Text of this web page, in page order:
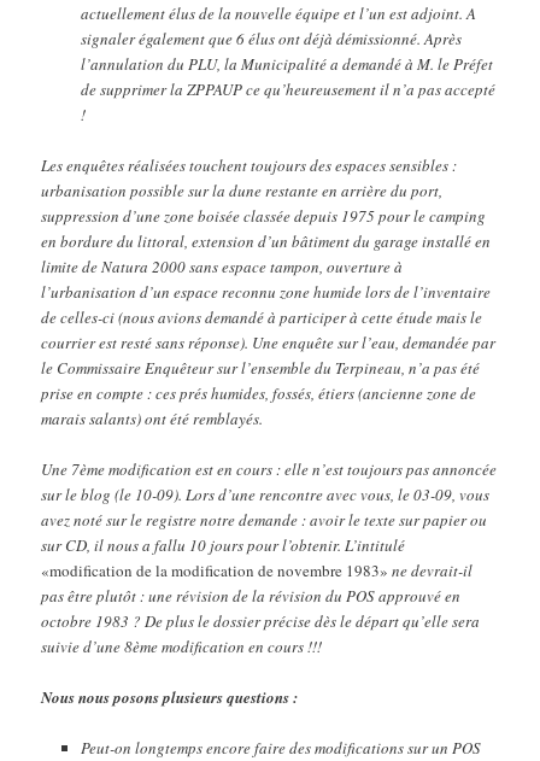
actuellement élus de la nouvelle équipe et l’un est adjoint. A
signaler également que 6 élus ont déjà démissionné. Après
l’annulation du PLU, la Municipalité a demandé à M. le Préfet
de supprimer la ZPPAUP ce qu’heureusement il n’a pas accepté
!
Les enquêtes réalisées touchent toujours des espaces sensibles :
urbanisation possible sur la dune restante en arrière du port,
suppression d’une zone boisée classée depuis 1975 pour le camping
en bordure du littoral, extension d’un bâtiment du garage installé en
limite de Natura 2000 sans espace tampon, ouverture à
l’urbanisation d’un espace reconnu zone humide lors de l’inventaire
de celles-ci (nous avions demandé à participer à cette étude mais le
courrier est resté sans réponse). Une enquête sur l’eau, demandée par
le Commissaire Enquêteur sur l’ensemble du Terpineau, n’a pas été
prise en compte : ces prés humides, fossés, étiers (ancienne zone de
marais salants) ont été remblayés.
Une 7ème modification est en cours : elle n’est toujours pas annoncée
sur le blog (le 10-09). Lors d’une rencontre avec vous, le 03-09, vous
avez noté sur le registre notre demande : avoir le texte sur papier ou
sur CD, il nous a fallu 10 jours pour l’obtenir. L’intitulé
«modification de la modification de novembre 1983» ne devrait-il
pas être plutôt : une révision de la révision du POS approuvé en
octobre 1983 ? De plus le dossier précise dès le départ qu’elle sera
suivie d’une 8ème modification en cours !!!
Nous nous posons plusieurs questions :
Peut-on longtemps encore faire des modifications sur un POS